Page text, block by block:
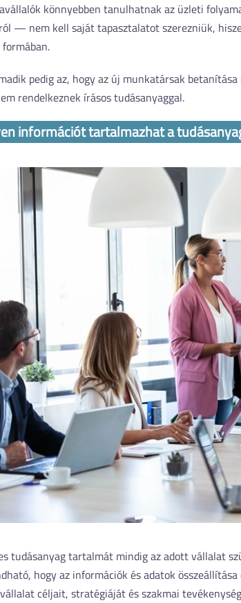
könnyebben tanulhatnak az üzleti
— nem kell saját tapasztalatot szerezniük,
pedig az, hogy az új munkatársak
rendelkeznek írásos tudásanyaggal.
információt tartalmazhat a
tudásanyag tartalmát mindig az adott vállalat
hogy az információk és adatok
céljait, stratégiáját és szakmai